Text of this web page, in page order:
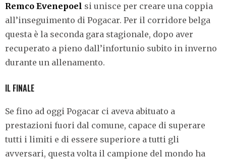
Remco Evenepoel si unisce per creare una coppia
all’inseguimento di Pogacar. Per il corridore belga
questa è la seconda gara stagionale, dopo aver
recuperato a pieno dall’infortunio subito in inverno
durante un allenamento.
IL FINALE
Se fino ad oggi Pogacar ci aveva abituato a
prestazioni fuori dal comune, capace di superare
tutti i limiti e di essere superiore a tutti gli
avversari, questa volta il campione del mondo ha